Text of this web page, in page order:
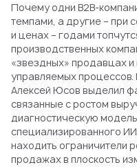
Почему одни B2B-
темпами, а другие – при
и ценах – годами
производственных
«звездных» продавцах и
управляемых
Алексей Юсов выделил
связанные с ростом
диагностическую
специализированного
находить ограничители
продажах в плоскость